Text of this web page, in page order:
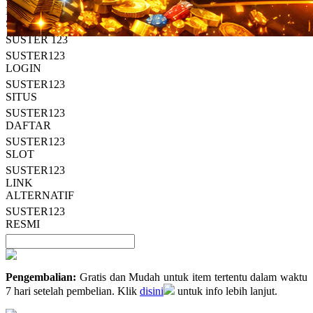
Read
13
Reviews.
Tautan
halaman
yang
sama.
HT OFFICIAL
SUSTER123
SUSTER 123
SUSTER123
LOGIN
SUSTER123
SITUS
SUSTER123
DAFTAR
SUSTER123
SLOT
SUSTER123
LINK
ALTERNATIF
SUSTER123
RESMI
Pengembalian: Gratis dan Mudah untuk item tertentu dalam waktu
7 hari setelah pembelian. Klik disini untuk info lebih lanjut.